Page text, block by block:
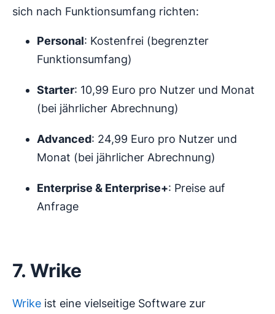
sich nach Funktionsumfang richten:
Personal: Kostenfrei (begrenzter
Funktionsumfang)
Starter: 10,99 Euro pro Nutzer und Monat
(bei jährlicher Abrechnung)
Advanced: 24,99 Euro pro Nutzer und
Monat (bei jährlicher Abrechnung)
Enterprise & Enterprise+: Preise auf
Anfrage
7. Wrike
Wrike ist eine vielseitige Software zur